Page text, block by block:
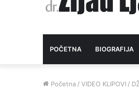
POČETNA BIOGRAFIJA
Početna / VIDEO KLIPOVI /